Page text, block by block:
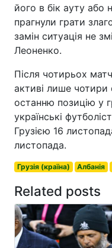
його в бік ауту
прагнули грати
замін ситуація не
Леоненко.
Після чотирьох
активі лише
останню позицію у
українські
Грузією 16
листопада.
Грузія (країна) Албанія
Related posts